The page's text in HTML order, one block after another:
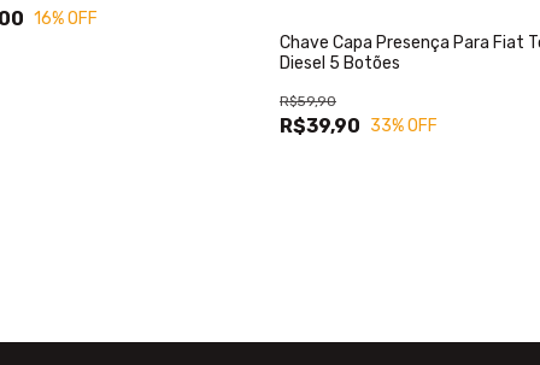
16% OFF
Chave Capa Presença Para Fiat
Diesel 5 Botões
R$39,90
R$59,90
33% OFF